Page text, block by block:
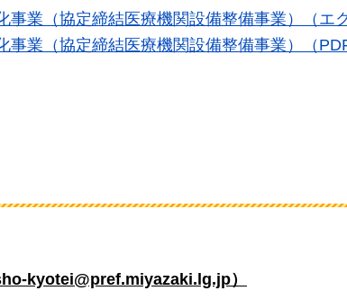
業（協定締結医療機関設備整備事業）（エ
業（協定締結医療機関設備整備事業）（
kyotei@pref.miyazaki.lg.jp）